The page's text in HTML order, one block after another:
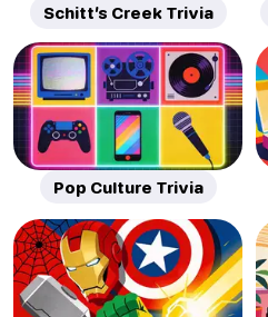
Schitt’s Creek Trivia
Pop Culture Trivia